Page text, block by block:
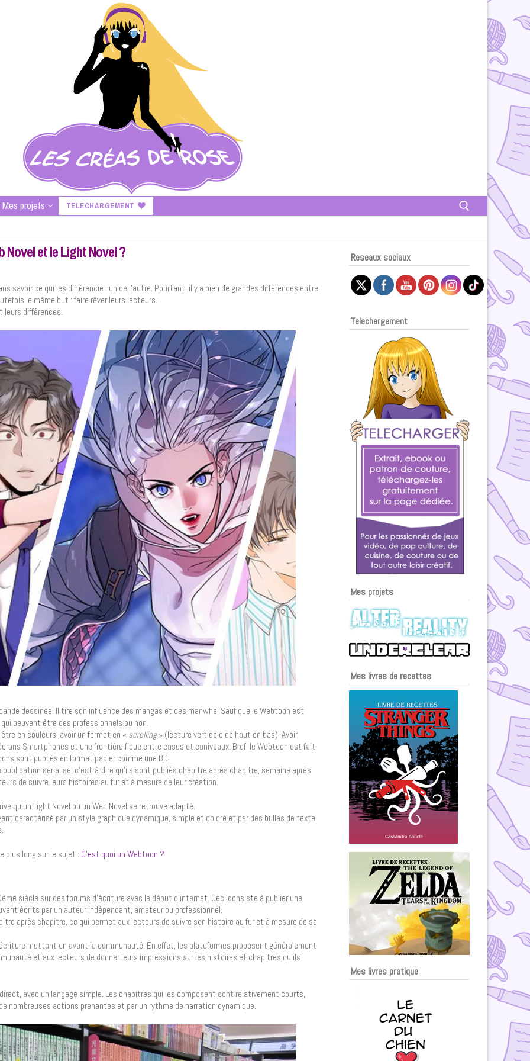
Mes projets TELECHARGEMENT
Novel et le Light Novel ?
savoir ce qui les différencie l’un de l’autre. Pourtant, il y a bien de grandes différences entre
le même but : faire rêver leurs lecteurs.
leurs différences.
dessinée. Il tire son influence des mangas et des manwha. Sauf que le Webtoon est
peuvent être des professionnels ou non.
en couleurs, avoir un format en « scrolling» (lecture verticale de haut en bas). Avoir
Smartphones et une frontière floue entre cases et caniveaux. Bref, le Webtoon est fait
sont publiés en format papier comme une BD.
sérialisé, c’est-à-dire qu’ils sont publiés chapitre après chapitre, semaine après
de suivre leurs histoires au fur et à mesure de leur création.
qu’un Light Novel ou un Web Novel se retrouve adapté.
caractérisé par un style graphique dynamique, simple et coloré et par des bulles de texte
plus long sur le sujet : C’est quoi un Webtoon ?
siècle sur des forums d’écriture avec le début d’internet. Ceci consiste à publier une
écrits par un auteur indépendant, amateur ou professionnel.
après chapitre, ce qui permet aux lecteurs de suivre son histoire au fur et à mesure de sa
mettant en avant la communauté. En effet, les plateformes proposent généralement
et aux lecteurs de donner leurs impressions sur les histoires et chapitres qu’ils
avec un langage simple. Les chapitres qui les composent sont relativement courts,
actions prenantes et par un rythme de narration dynamique.
Reseaux sociaux
Telechargement
Mes projets
Mes livres de recettes
Mes livres pratique